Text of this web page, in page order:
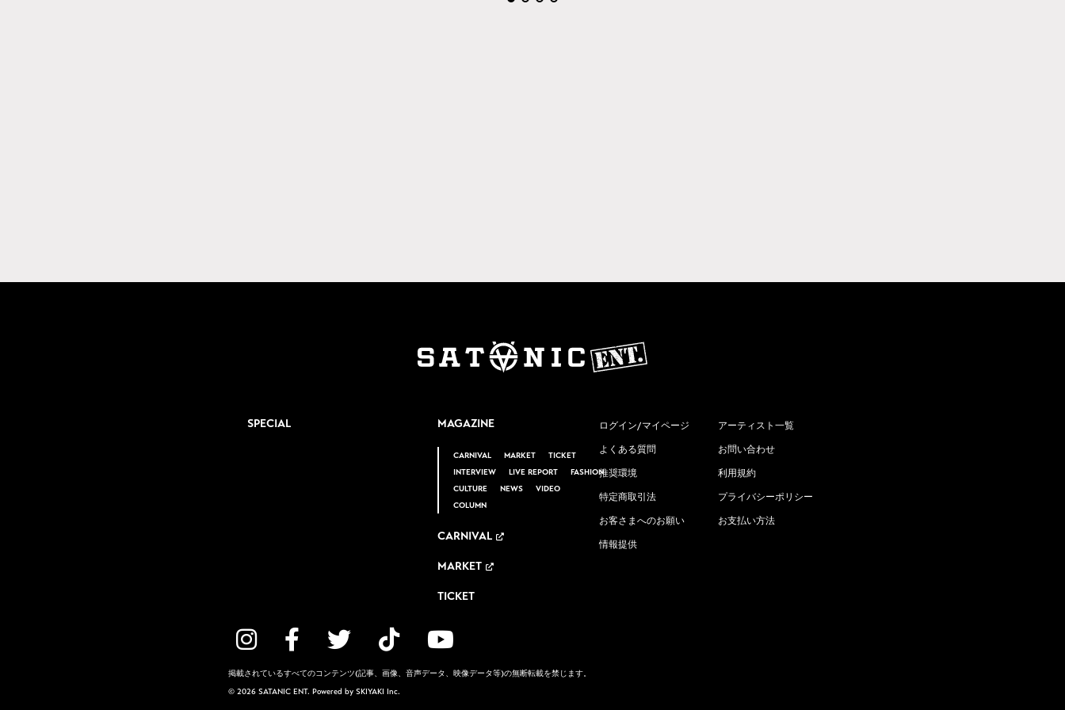
SPECIAL MAGAZINE
CARNIVAL MARKET
TICKET
INTERVIEW
LIVE REPORT
FASHION
CULTURE
NEWS
VIDEO
COLUMN
CARNIVAL
MARKET
TICKET
ログイン/マイページ アーティスト一覧
よくある質問 お問い合わせ
推奨環境 利用規約
特定商取引法 プライバシーポリシー
お客さまへのお願い お支払い方法
情報提供
掲載されているすべてのコンテンツ(記事、画像、音声データ、映像データ等)の無断転載を禁じます。
© 2026 SATANIC ENT. Powered by SKIYAKI Inc.